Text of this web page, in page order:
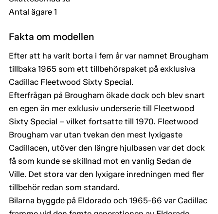
Antal ägare 1
Fakta om modellen
Efter att ha varit borta i fem år var namnet Brougham
tillbaka 1965 som ett tillbehörspaket på exklusiva
Cadillac Fleetwood Sixty Special.
Efterfrågan på Brougham ökade dock och blev snart
en egen än mer exklusiv underserie till Fleetwood
Sixty Special – vilket fortsatte till 1970. Fleetwood
Brougham var utan tvekan den mest lyxigaste
Cadillacen, utöver den längre hjulbasen var det dock
få som kunde se skillnad mot en vanlig Sedan de
Ville. Det stora var den lyxigare inredningen med fler
tillbehör redan som standard.
Bilarna byggde på Eldorado och 1965-66 var Cadillac